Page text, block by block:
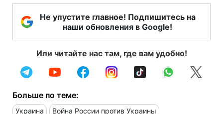
Не упустите главное! Подпишитесь на
наши обновления в Google!
Или читайте нас там, где вам удобно!
Больше по теме:
Украина Война России против Украины